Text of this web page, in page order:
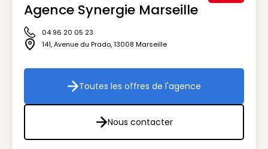
Agence Synergie Marseille
Icône téléphone
04 96 20 05 23
Icône adresse
141, Avenue du Prado,13008 Marseille
Toutes les offres de l'agence
Toutes les offres de l'agence
Nous contacter
Nous contacter